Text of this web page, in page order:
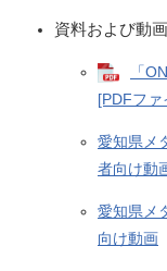
資料および動
「
[PDFファ
愛知県メ
者向け動
愛知県メ
向け動画